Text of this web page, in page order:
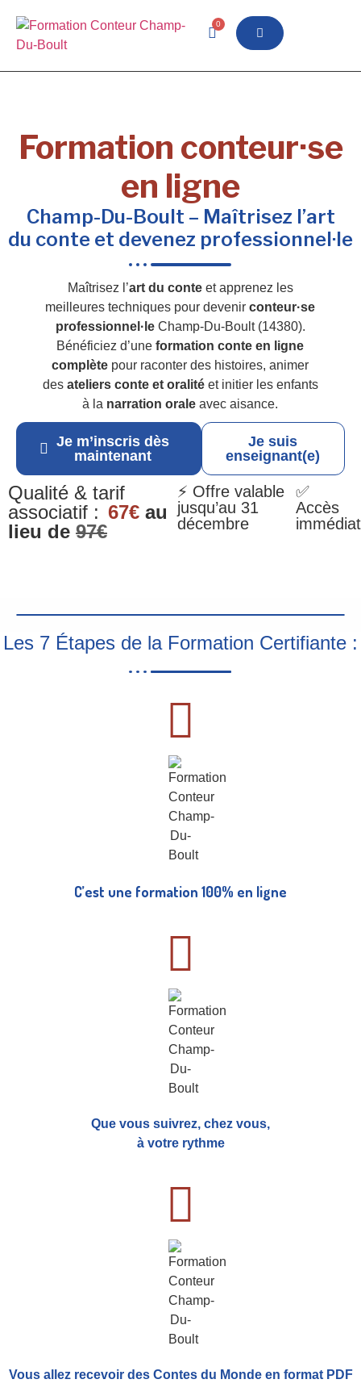
0
Formation conteur·se
en ligne
Champ-Du-Boult – Maîtrisez l’art
du conte et devenez professionnel·le
Maîtrisez l’art du conteet apprenez les
meilleures techniques pour devenirconteur·se
professionnel·leChamp-Du-Boult (14380).
Bénéficiez d’uneformation conte en ligne
complète pour raconter des histoires, animer
des ateliers conte et oralitéet initier les enfants
à la narration orale avec aisance.
Je m’inscris dès
maintenant
Je suis
enseignant(e)
Qualité & tarif
associatif : 67€ au
lieu de 97€
⚡ Offre valable
jusqu’au 31
décembre
✅
Accès
immédiat
Les 7 Étapes de la Formation Certifiante :
C’est une formation 100% en ligne
Que vous suivrez, chez vous,
à votre rythme
Vous allez recevoir des Contes du Monde en format PDF